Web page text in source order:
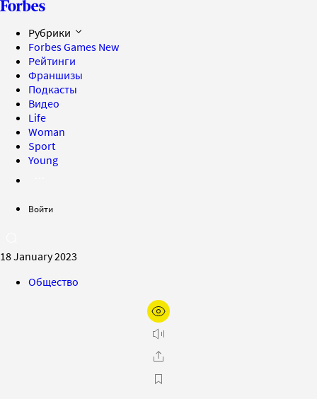
Рубрики
Forbes Games New
Рейтинги
Франшизы
Подкасты
Видео
Life
Woman
Sport
Young
Войти
18 January 2023
Общество